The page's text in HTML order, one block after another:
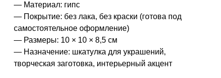
— Материал: гипс
— Покрытие: без лака, без краски (готова под
самостоятельное оформление)
— Размеры: 10 × 10 × 8,5 см
— Назначение: шкатулка для украшений,
творческая заготовка, интерьерный акцент